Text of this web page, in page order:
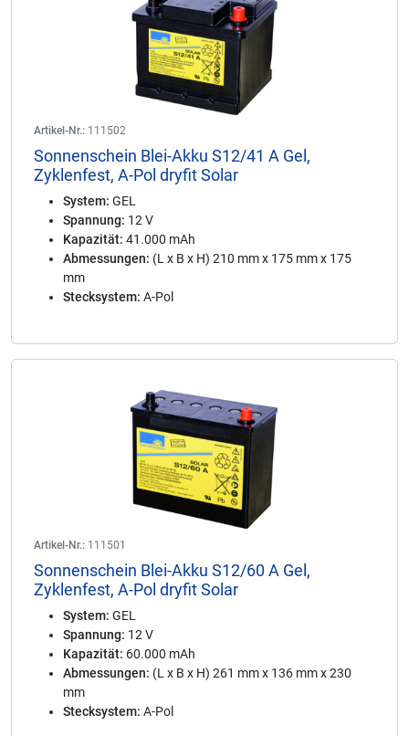
Artikel-Nr.: 111502
Sonnenschein Blei-Akku S12/41 A Gel,
Zyklenfest, A-Pol dryfit Solar
System: GEL
Spannung: 12 V
Kapazität: 41.000 mAh
Abmessungen: (L x B x H) 210 mm x 175 mm x 175
mm
Stecksystem: A-Pol
Artikel-Nr.: 111501
Sonnenschein Blei-Akku S12/60 A Gel,
Zyklenfest, A-Pol dryfit Solar
System: GEL
Spannung: 12 V
Kapazität: 60.000 mAh
Abmessungen: (L x B x H) 261 mm x 136 mm x 230
mm
Stecksystem: A-Pol